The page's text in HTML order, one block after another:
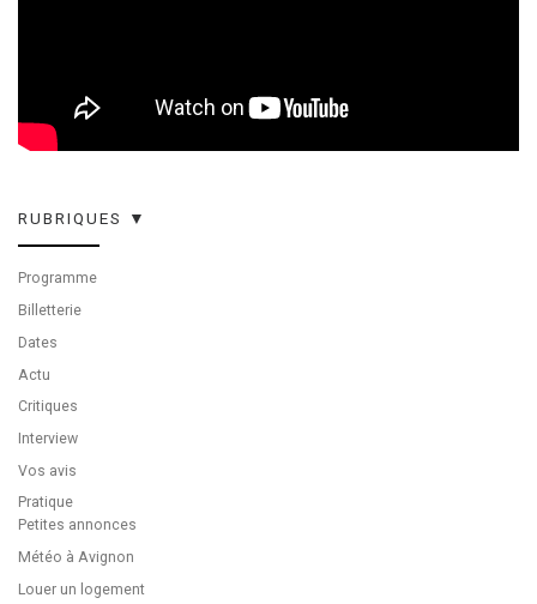
RUBRIQUES ▼
Programme
Billetterie
Dates
Actu
Critiques
Interview
Vos avis
Pratique
Petites annonces
Météo à Avignon
Louer un logement